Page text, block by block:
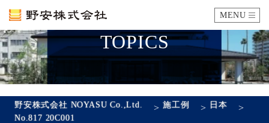
MENU
カタログ
TOPICS
野安株式会社 NOYASU Co.,Ltd. >施工例 > 日本 >
No.817 20C001